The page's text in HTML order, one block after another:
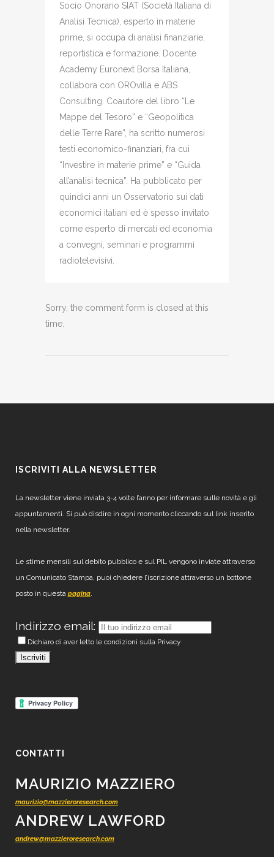
Socio Onorario SIAT (Società Italiana di
Analisi Tecnica), esperto in materie
prime, si occupa di analisi finanziarie,
reportistica e formazione. Docente
Academy Euronext Borsa Italiana,
collabora con OROvilla e ABS
Consulting. Coautore del libro “Le
Mappe del Tesoro” e “Geopolitica
delle Terre Rare”, ha scritto numerosi
testi economico-finanziari, fra cui
“Investire in materie prime” e “Guida
all’analisi tecnica”. Ha pubblicato per
quindici anni un Osservatorio sui dati
economici italiani ed è spesso invitato
come esperto di mercati ed economia
a convegni, seminari e programmi
radiotelevisivi.
Sorry, the comment form is closed at this
time.
ISCRIVITI ALLA NEWSLETTER
La newsletter viene inviata 3-4 volte l’anno per informare sulle novità e gli
appuntamenti. Si può disdire in ogni momento cliccando sul link inserito
nella newsletter.
Le stime mensili sul debito pubblico e sul PIL vengono inviate attraverso
un Comunicato Stampa, puoi chiedere l’iscrizione attraverso un bottone
posto in questa pagina.
Indirizzo email:
Dichiaro di aver letto le condizioni sulla Privacy
CONTATTI
MAURIZIO MAZZIERO
maurizio@mazzieroresearch.com
ANDREW LAWFORD
andrew@mazzieroresearch.com